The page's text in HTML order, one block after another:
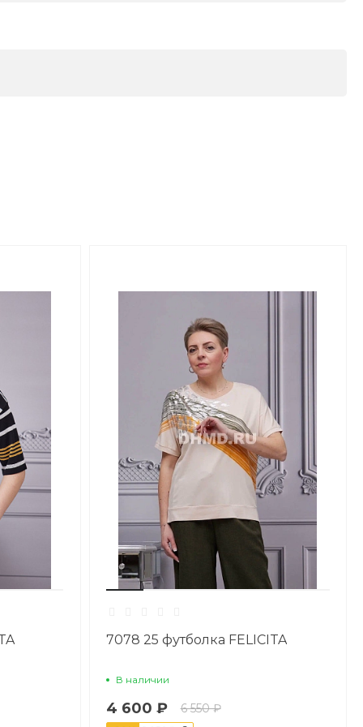
7078 25 футболка FELICITA
В наличии
4 600 ₽ 6 550 ₽